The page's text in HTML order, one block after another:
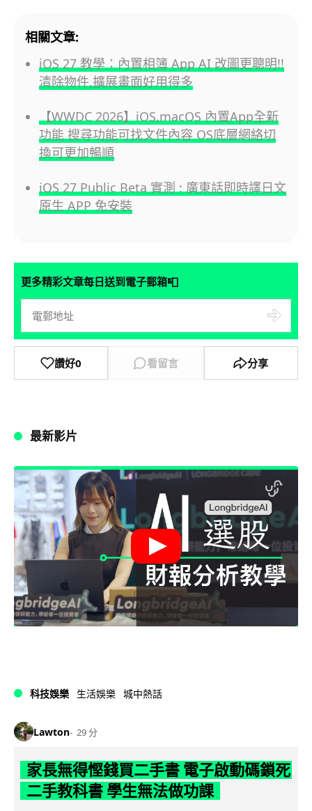
相關文章:
iOS 27 教學：內置相簿 App AI 改圖更聰明!!
清除物件,擴展畫面好用得多
【WWDC 2026】iOS,macOS 內置App全新
功能 搜尋功能可找文件內容 OS底層網絡切
換可更加暢順
iOS 27 Public Beta 實測 : 廣東話即時譯日文
原生 APP 免安裝
更多精彩文章每日送到電子郵箱📮
讚好0 看留言 分享
最新影片
科技娛樂 生活娛樂 城中熱話
Lawton 29 分
家長無得慳錢買二手書 電子啟動碼鎖死
二手教科書 學生無法做功課